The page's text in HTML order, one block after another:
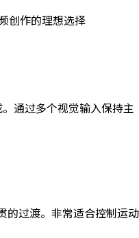
创作的理想选择
通过多个视觉输入保持主
的过渡。非常适合控制运动